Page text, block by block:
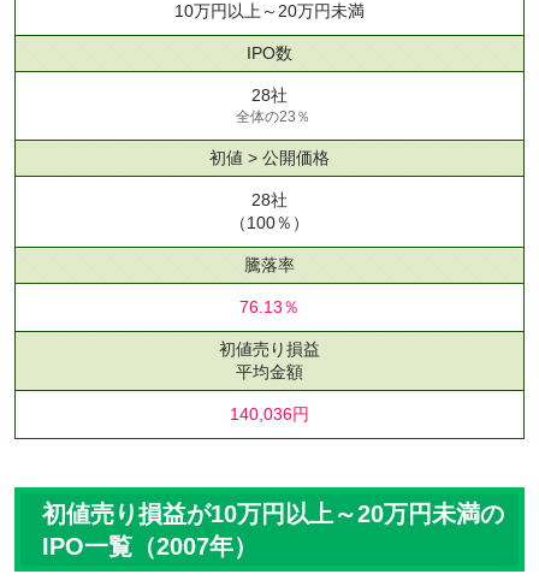
10万円以上～20万円未満
IPO数
28社
全体の23％
初値 > 公開価格
28社
（100％）
騰落率
76.13％
初値売り損益
平均金額
140,036円
初値売り損益が10万円以上～20万円未満の
IPO一覧（2007年）